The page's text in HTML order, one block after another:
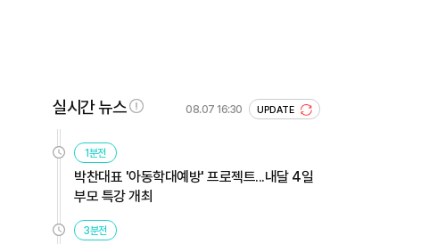
실시간 뉴스 08.07 16:30 UPDATE
1분전
박찬대표 '아동학대예방' 프로젝트...내달 4일
부모 특강 개최
3분전